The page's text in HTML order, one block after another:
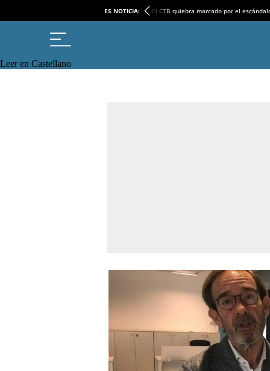
ES NOTICIA: El CTB quiebra marcado por el
Leer en Castellano